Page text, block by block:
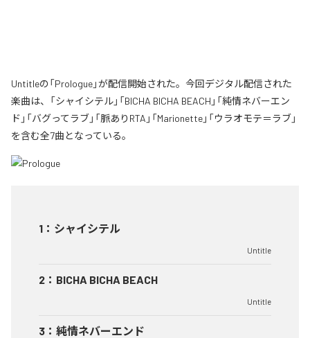
Untitleの「Prologue」が配信開始された。今回デジタル配信された
楽曲は、「シャイシテル」「BICHA BICHA BEACH」「純情ネバーエン
ド」「バグってラブ」「脈ありRTA」「Marionette」「ウラオモテ＝ラブ」
を含む全7曲となっている。
1 ： シャイシテル
Untitle
2 ： BICHA BICHA BEACH
Untitle
3 ： 純情ネバーエンド